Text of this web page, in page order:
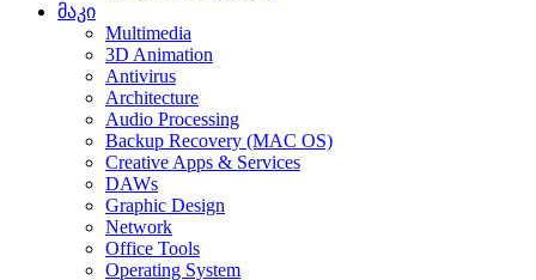
მაკი
Multimedia
3D Animation
Antivirus
Architecture
Audio Processing
Backup Recovery (MAC OS)
Creative Apps & Services
DAWs
Graphic Design
Network
Office Tools
Operating System